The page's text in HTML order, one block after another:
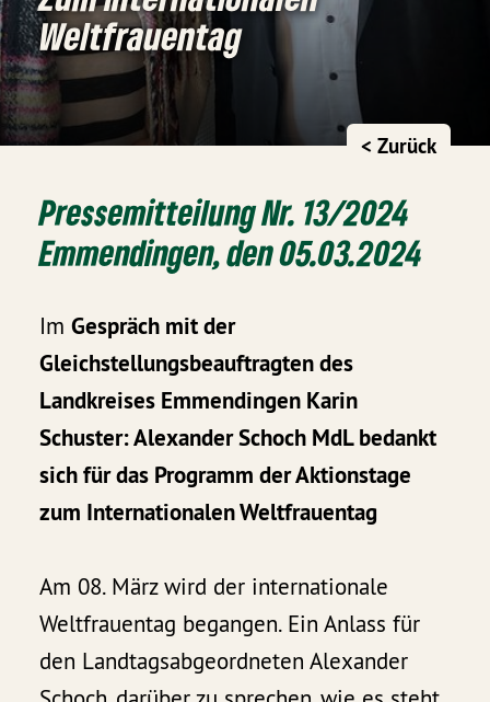
Weltfrauentag
< Zurück
Pressemitteilung Nr. 13/2024
Emmendingen, den 05.03.2024
ImGespräch mit der
Gleichstellungsbeauftragten des
Landkreises Emmendingen Karin
Schuster: Alexander Schoch MdL bedankt
sich für das Programm der Aktionstage
zum Internationalen Weltfrauentag
Am 08. März wird der internationale
Weltfrauentag begangen. Ein Anlass für
den Landtagsabgeordneten Alexander